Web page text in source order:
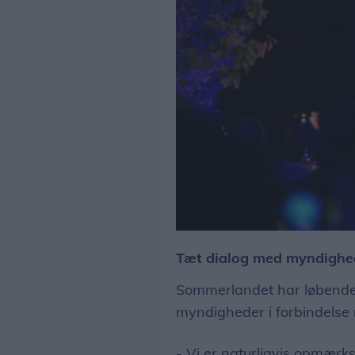
Tæt dialog med
Sommerlandet har
myndigheder i